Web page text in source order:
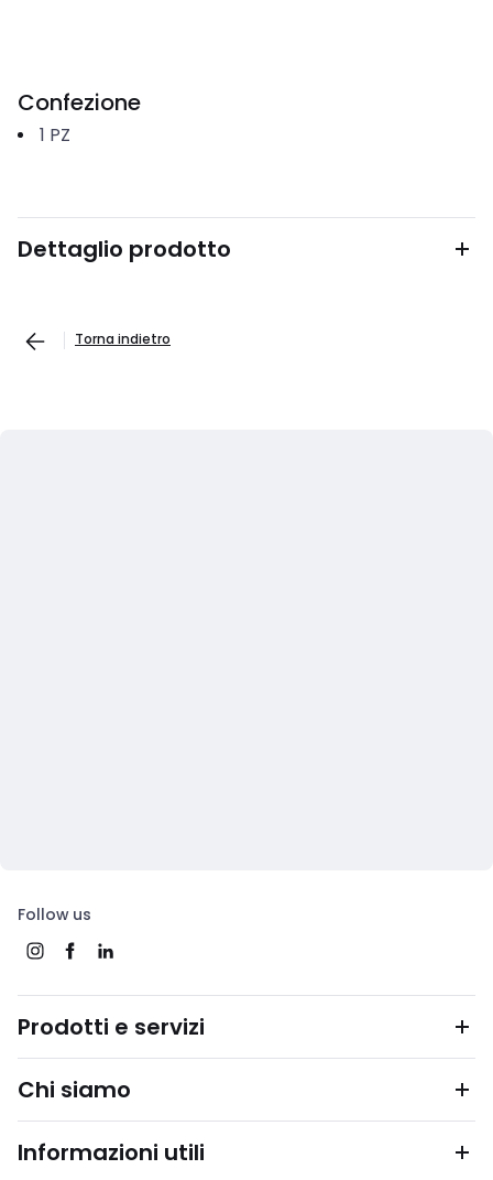
Confezione
1 PZ
Dettaglio prodotto
Torna indietro
Follow us
Prodotti e servizi
Chi siamo
Informazioni utili